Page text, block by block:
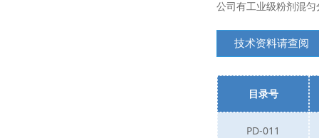
公司有工业级粉剂混
技术资料请查阅
目录号
PD-011